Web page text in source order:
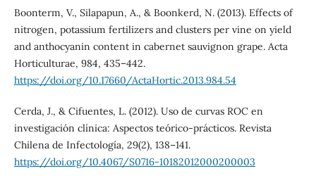
Boonterm, V., Silapapun, A., & Boonkerd, N. (2013). Effects of
nitrogen, potassium fertilizers and clusters per vine on yield
and anthocyanin content in cabernet sauvignon grape. Acta
Horticulturae, 984, 435–442.
https://doi.org/10.17660/ActaHortic.2013.984.54
Cerda, J., & Cifuentes, L. (2012). Uso de curvas ROC en
investigación clínica: Aspectos teórico-prácticos. Revista
Chilena de Infectología, 29(2), 138–141.
https://doi.org/10.4067/S0716-10182012000200003